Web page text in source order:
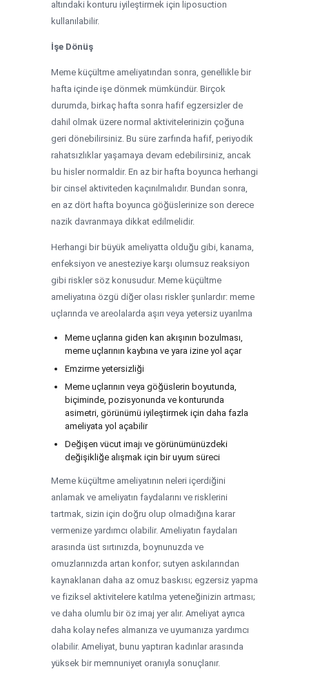
altındaki konturu iyileştirmek için liposuction
kullanılabilir.
İşe Dönüş
Meme küçültme ameliyatından sonra, genellikle bir
hafta içinde işe dönmek mümkündür. Birçok
durumda, birkaç hafta sonra hafif egzersizler de
dahil olmak üzere normal aktivitelerinizin çoğuna
geri dönebilirsiniz. Bu süre zarfında hafif, periyodik
rahatsızlıklar yaşamaya devam edebilirsiniz, ancak
bu hisler normaldir. En az bir hafta boyunca herhangi
bir cinsel aktiviteden kaçınılmalıdır. Bundan sonra,
en az dört hafta boyunca göğüslerinize son derece
nazik davranmaya dikkat edilmelidir.
Herhangi bir büyük ameliyatta olduğu gibi, kanama,
enfeksiyon ve anesteziye karşı olumsuz reaksiyon
gibi riskler söz konusudur. Meme küçültme
ameliyatına özgü diğer olası riskler şunlardır: meme
uçlarında ve areolalarda aşırı veya yetersiz uyarılma
Meme uçlarına giden kan akışının bozulması,
meme uçlarının kaybına ve yara izine yol açar
Emzirme yetersizliği
Meme uçlarının veya göğüslerin boyutunda,
biçiminde, pozisyonunda ve konturunda
asimetri, görünümü iyileştirmek için daha fazla
ameliyata yol açabilir
Değişen vücut imajı ve görünümünüzdeki
değişikliğe alışmak için bir uyum süreci
Meme küçültme ameliyatının neleri içerdiğini
anlamak ve ameliyatın faydalarını ve risklerini
tartmak, sizin için doğru olup olmadığına karar
vermenize yardımcı olabilir. Ameliyatın faydaları
arasında üst sırtınızda, boynunuzda ve
omuzlarınızda artan konfor; sutyen askılarından
kaynaklanan daha az omuz baskısı; egzersiz yapma
ve fiziksel aktivitelere katılma yeteneğinizin artması;
ve daha olumlu bir öz imaj yer alır. Ameliyat ayrıca
daha kolay nefes almanıza ve uyumanıza yardımcı
olabilir. Ameliyat, bunu yaptıran kadınlar arasında
yüksek bir memnuniyet oranıyla sonuçlanır.